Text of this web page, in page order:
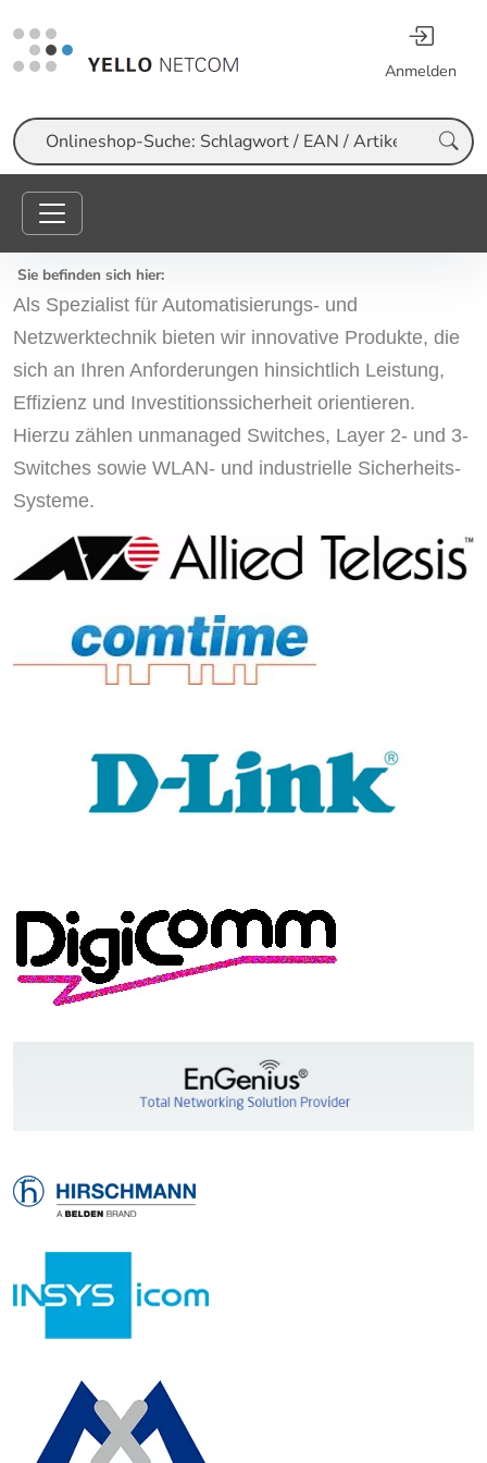
Anmelden
Suche
Sie befinden sich hier:
Als Spezialist für Automatisierungs- und
Netzwerktechnik bieten wir innovative Produkte, die
sich an Ihren Anforderungen hinsichtlich Leistung,
Effizienz und Investitionssicherheit orientieren.
Hierzu zählen unmanaged Switches, Layer 2- und 3-
Switches sowie WLAN- und industrielle Sicherheits-
Systeme.